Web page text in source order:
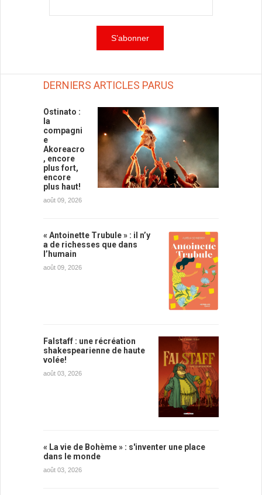
DERNIERS ARTICLES PARUS
Ostinato :
la
compagni
e
Akoreacro
, encore
plus fort,
encore
plus haut!
août 09, 2026
« Antoinette Trubule » : il n’y
a de richesses que dans
l’humain
août 09, 2026
Falstaff : une récréation
shakespearienne de haute
volée!
août 03, 2026
« La vie de Bohème » : s'inventer une place
dans le monde
août 03, 2026